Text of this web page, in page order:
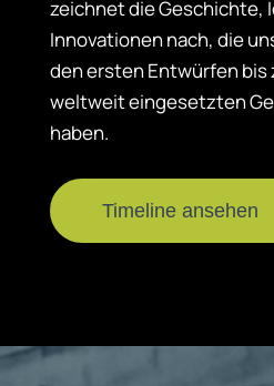
zeichnet die Geschichte,
Innovationen nach, die
den ersten Entwürfen bis
weltweit eingesetzten
haben.
Timeline ansehen